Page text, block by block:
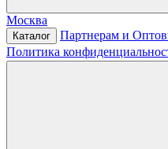
Москва
Каталог Партнерам и
Политика